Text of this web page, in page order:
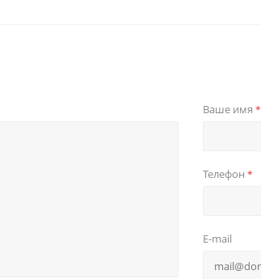
Ваше имя*
Телефон*
E-mail